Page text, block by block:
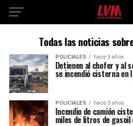
Todas las noticias
POLICIALES hace 3 años
Detienen al chofer y al
se incendió cisterna en
POLICIALES hace 3 años
Incendio de camión
miles de litros de gasoil